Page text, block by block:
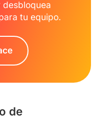
desbloquea
tu equipo.
de